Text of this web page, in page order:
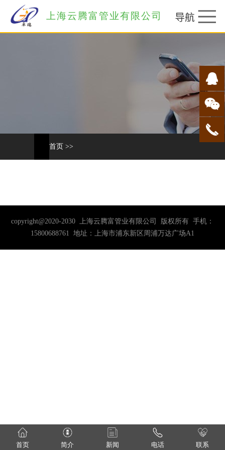
上海云腾富管业有限公司
首页 >>
copyright@2020-2030 上海云腾富管业有限公司 版权所有 手机：
15800688761 地址：上海市浦东新区周浦万达广场A1
首页 简介 新闻 电话 联系